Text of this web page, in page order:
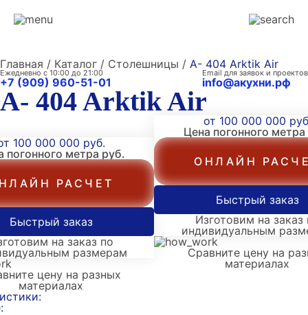
Главная / Каталог / Столешницы / A- 404 Arktik Air
Ежедневно с 10:00 до 21:00
+7 (909) 960-51-01
Email для заявок и проектов
info@акухни.рф
A- 404 Arktik Air
100 000 000 руб.
погонного метра руб.
РАСЧЕТ
Быстрый заказ
на заказ по
размерам
цену на разных
материалах
от 100 000 000
Цена погонного метра
ОНЛАЙН
Быстрый заказ
Изготовим на заказ
индивидуальным
Сравните цену на
материалах